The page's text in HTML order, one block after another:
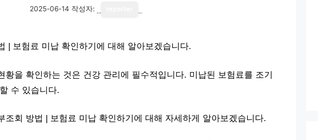
2025-06-14 작성자:
| 보험료 미납 확인하기에 대해 알아보겠습니다.
황을 확인하는 것은 건강 관리에 필수적입니다. 미납된 보험료를 조기
수 있습니다.
조회 방법 | 보험료 미납 확인하기에 대해 자세하게 알아보겠습니다.